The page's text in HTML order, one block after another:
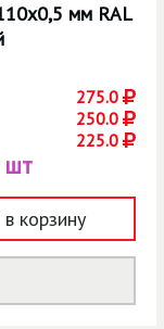
мм RAL
275.0
250.0
225.0
шт
в корзину